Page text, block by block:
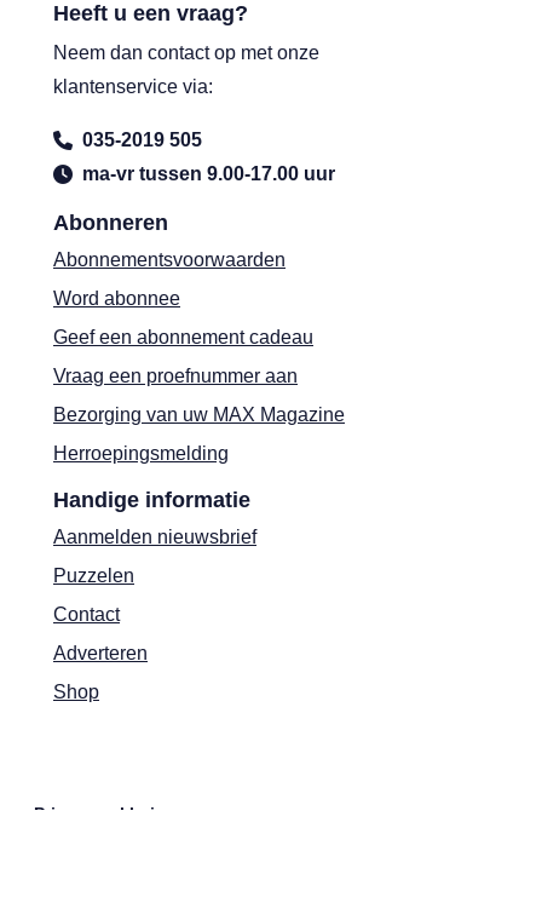
Abonneren
Abonnementsvoorwaarden
Word abonnee
Geef een abonnement cadeau
Vraag een proefnummer aan
Bezorging van uw MAX Magazine
Herroepingsmelding
Handige informatie
Aanmelden nieuwsbrief
Puzzelen
Contact
Adverteren
Shop
Heeft u een vraag?
Neem dan contact op met onze
klantenservice via:
035-2019 505
ma-vr tussen 9.00-17.00 uur
Privacyverklaring